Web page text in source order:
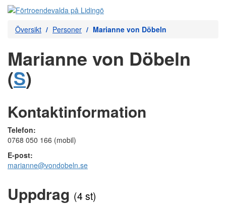
Översikt Personer Marianne von Döbeln
Marianne von Döbeln
(S)
Kontaktinformation
Telefon:
0768 050 166 (mobil)
E-post:
marianne@vondobeln.se
Uppdrag (4 st)